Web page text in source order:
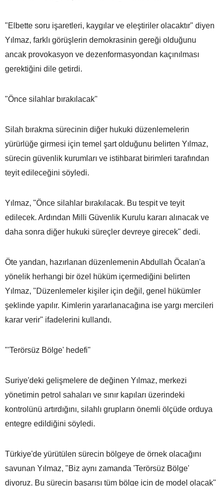
"Elbette soru işaretleri, kaygılar ve eleştiriler olacaktır" diyen
Yılmaz, farklı görüşlerin demokrasinin gereği olduğunu
ancak provokasyon ve dezenformasyondan kaçınılması
gerektiğini dile getirdi.
"Önce silahlar bırakılacak"
Silah bırakma sürecinin diğer hukuki düzenlemelerin
yürürlüğe girmesi için temel şart olduğunu belirten Yılmaz,
sürecin güvenlik kurumları ve istihbarat birimleri tarafından
teyit edileceğini söyledi.
Yılmaz, "Önce silahlar bırakılacak. Bu tespit ve teyit
edilecek. Ardından Milli Güvenlik Kurulu kararı alınacak ve
daha sonra diğer hukuki süreçler devreye girecek" dedi.
Öte yandan, hazırlanan düzenlemenin Abdullah Öcalan'a
yönelik herhangi bir özel hüküm içermediğini belirten
Yılmaz, "Düzenlemeler kişiler için değil, genel hükümler
şeklinde yapılır. Kimlerin yararlanacağına ise yargı mercileri
karar verir" ifadelerini kullandı.
"'Terörsüz Bölge' hedefi"
Suriye'deki gelişmelere de değinen Yılmaz, merkezi
yönetimin petrol sahaları ve sınır kapıları üzerindeki
kontrolünü artırdığını, silahlı grupların önemli ölçüde orduya
entegre edildiğini söyledi.
Türkiye'de yürütülen sürecin bölgeye de örnek olacağını
savunan Yılmaz, "Biz aynı zamanda 'Terörsüz Bölge'
diyoruz. Bu sürecin başarısı tüm bölge için de model olacak"